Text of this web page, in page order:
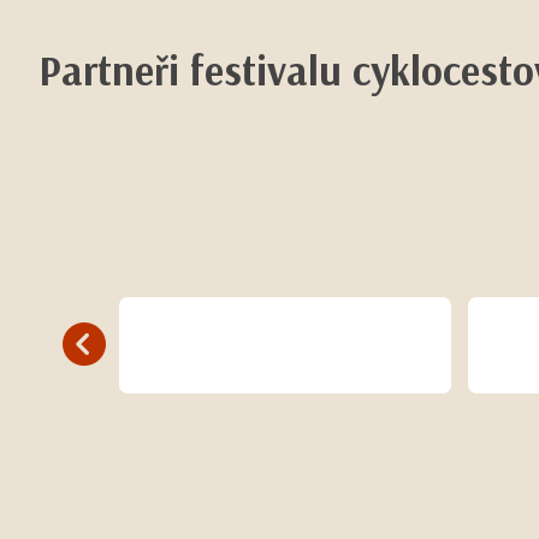
Partneři festivalu